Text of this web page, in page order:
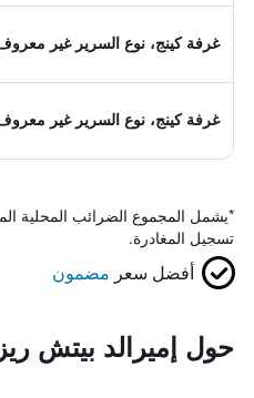
غرفة كينج، نوع السرير غير
غرفة كينج، نوع السرير غير
*يشمل المجموع الضرائب المحلية
تسجيل المغادرة.
أفضل سعر مضمون
حول إميرالد بيتش